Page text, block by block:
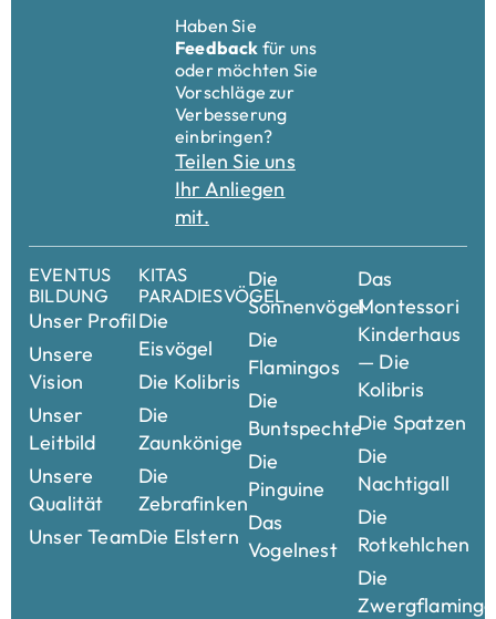
Haben Sie
Feedback für uns
oder möchten Sie
Vorschläge zur
Verbesserung
einbringen?
Teilen Sie uns
Ihr Anliegen
mit.
EVENTUS
BILDUNG
Unser Profil
Unsere
Vision
Unser
Leitbild
Unsere
Qualität
Unser Team
KITAS
PARADIESVÖGEL
Die
Eisvögel
Die Kolibris
Die
Zaunkönige
Die
Zebrafinken
Die Elstern
Die
Sonnenvögel
Die
Flamingos
Die
Buntspechte
Die
Pinguine
Das
Vogelnest
Das
Montessori
Kinderhaus
— Die
Kolibris
Die Spatzen
Die
Nachtigall
Die
Rotkehlchen
Die